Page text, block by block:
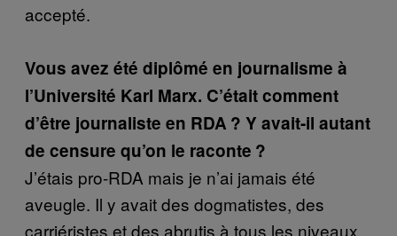
accepté.
Vous avez été diplômé en journalisme à
l’Université Karl Marx. C’était comment
d’être journaliste en RDA ? Y avait-il autant
de censure qu’on le raconte ?
J’étais pro-RDA mais je n’ai jamais été
aveugle. Il y avait des dogmatistes, des
carriéristes et des abrutis à tous les niveaux.